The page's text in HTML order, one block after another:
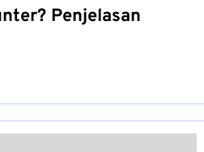
Penjelasan